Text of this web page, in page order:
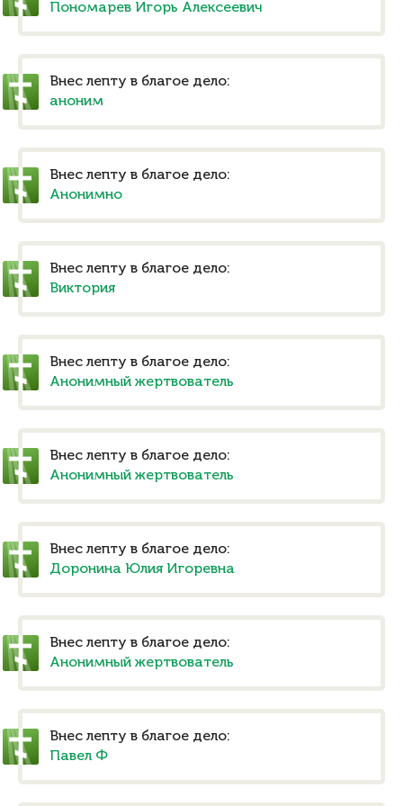
Пономарев Игорь Алексеевич
Внес лепту в благое дело:
аноним
Внес лепту в благое дело:
Анонимно
Внес лепту в благое дело:
Виктория
Внес лепту в благое дело:
Анонимный жертвователь
Внес лепту в благое дело:
Анонимный жертвователь
Внес лепту в благое дело:
Доронина Юлия Игоревна
Внес лепту в благое дело:
Анонимный жертвователь
Внес лепту в благое дело:
Павел Ф